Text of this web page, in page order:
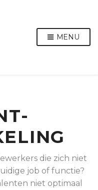
MENU
die zich niet
job of functie?
niet optimaal